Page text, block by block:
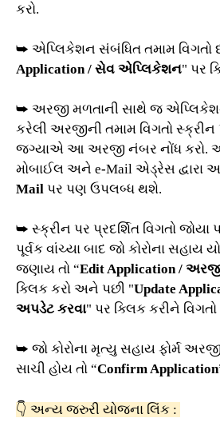
કરો.
➥ એપ્લિકેશન સંબંધિત તમામ વિગતો
Application / સેવ એપ્લિકેશન" પર
➥ અરજી મળતાની સાથે જ
કરેલી અરજીની તમામ વિગતો
જગ્યાએ આ અરજી નંબર નોંધ કરો.
મોબાઈલ અને e-Mail એડ્રેસ દ્વારા
Mail પર પણ ઉપલબ્ધ થશે.
➥ સ્ક્રીન પર પ્રદર્શિત વિગતો જોયા
પૂર્વક વાંચ્યા બાદ જો કોરોના સહાય
જણાય તો “Edit Application / અરજી
ક્લિક કરો અને પછી "Update
અપડેટ કરવા" પર ક્લિક કરીને
➥ જો કોરોના મૃત્યુ સહાય ફોર્મ
સાચી હોય તો “Confirm Application
👇 અન્ય જરુરી યોજના લિંક :